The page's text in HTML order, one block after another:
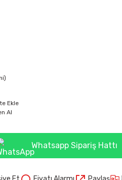
Ekle
Al
Whatsapp Sipariş Hattı